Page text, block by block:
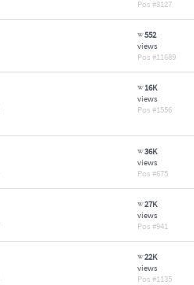
3127
552
views
11689
16K
views
1556
36K
views
675
27K
views
941
22K
views
1135